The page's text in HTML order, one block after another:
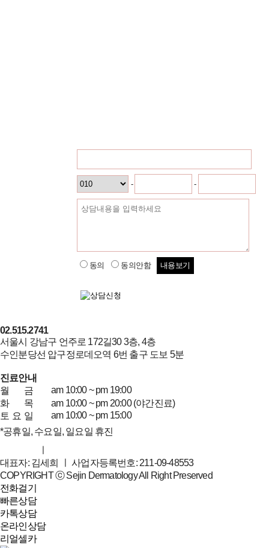
- -
동의 동의안함 내용보기
02.515.2741
서울시 강남구 언주로 172길30 3층, 4층
수인분당선 압구정로데오역 6번 출구 도보 5분
진료안내
월
금
am 10:00 ~ pm 19:00
화
목
am 10:00 ~ pm 20:00 (야간진료)
토 요 일
am 10:00 ~ pm 15:00
*공휴일, 수요일, 일요일 휴진
대표자: 김세희 ㅣ 사업자등록번호: 211-09-48553
COPYRIGHT ⓒ Sejin Dermatology All Right Preserved
전화걸기
빠른상담
카톡상담
온라인상담
리얼셀카